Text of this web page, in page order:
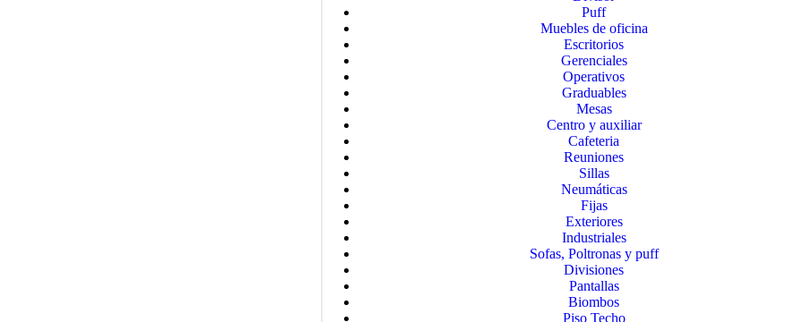
Puff
Muebles de oficina
Escritorios
Gerenciales
Operativos
Graduables
Mesas
Centro y auxiliar
Cafeteria
Reuniones
Sillas
Neumáticas
Fijas
Exteriores
Industriales
Sofas, Poltronas y puff
Divisiones
Pantallas
Biombos
Piso Techo